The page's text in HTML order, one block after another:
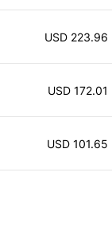
223.96
172.01
101.65